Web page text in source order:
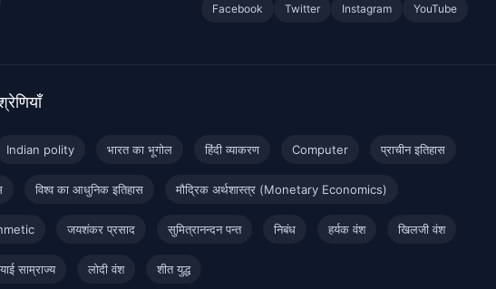
Facebook Twitter Instagram YouTube
Indian polity भारत का भूगोल हिंदी व्याकरण Computer प्राचीन इतिहास
विश्व का आधुनिक इतिहास मौद्रिक अर्थशास्त्र (Monetary Economics)
जयशंकर प्रसाद सुमित्रानन्दन पन्त निबंध हर्यक वंश खिलजी वंश
साम्राज्य लोदी वंश शीत युद्ध